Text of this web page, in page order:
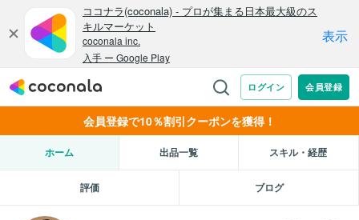
会員登録で10％割引クーポンを獲得！
ホーム 出品一覧 スキル・経歴
評価 ブログ